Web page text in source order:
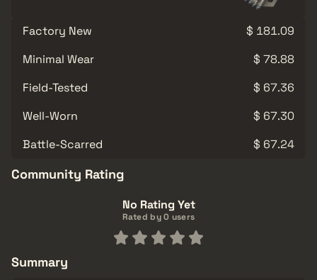
Factory New
$ 181.09
Minimal Wear
$ 78.88
Field-Tested
$ 67.36
Well-Worn
$ 67.30
Battle-Scarred
$ 67.24
Community Rating
No Rating Yet
Rated by 0 users
Summary